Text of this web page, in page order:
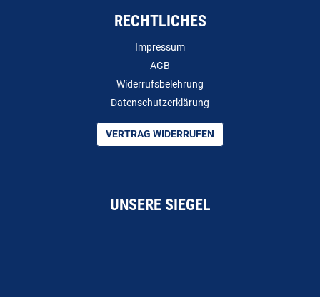
RECHTLICHES
Impressum
AGB
Widerrufsbelehrung
Datenschutzerklärung
VERTRAG WIDERRUFEN
UNSERE SIEGEL